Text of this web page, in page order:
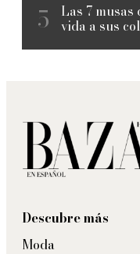
Las 7
vida a sus
Descubre más
Moda